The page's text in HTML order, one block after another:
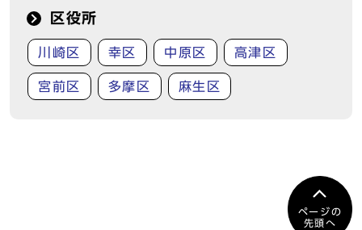
区役所
川崎区 幸区 中原区 高津区
宮前区 多摩区 麻生区
ページの
先頭へ